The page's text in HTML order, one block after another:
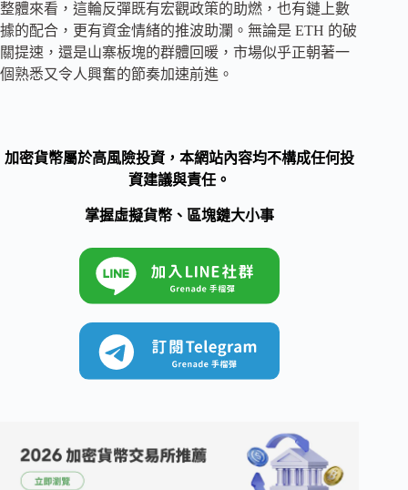
整體來看，這輪反彈既有宏觀政策的助燃，也有鏈上數
據的配合，更有資金情緒的推波助瀾。無論是 ETH 的破
關提速，還是山寨板塊的群體回暖，市場似乎正朝著一
個熟悉又令人興奮的節奏加速前進。
加密貨幣屬於高風險投資，本網站內容均不構成任何投
資建議與責任。
掌握虛擬貨幣、區塊鏈大小事